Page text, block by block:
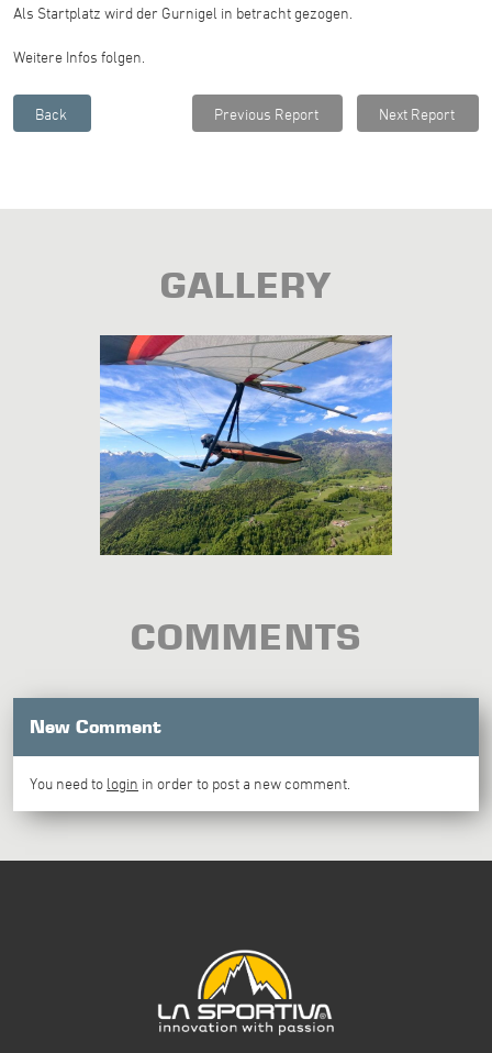
Als Startplatz wird der Gurnigel in betracht gezogen.
Weitere Infos folgen.
GALLERY
COMMENTS
New Comment
You need to login in order to post a new comment.